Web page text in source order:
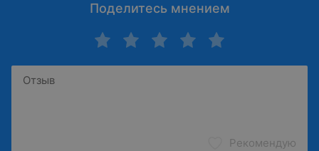
Поделитесь мнением
Рекомендую